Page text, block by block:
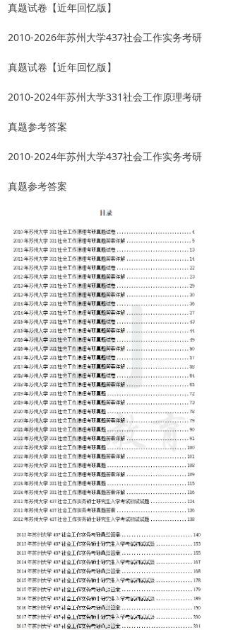
真题试卷【近年回忆版】
2010-2026年苏州大学437社会工作实务考研
真题试卷【近年回忆版】
2010-2024年苏州大学331社会工作原理考研
真题参考答案
2010-2024年苏州大学437社会工作实务考研
真题参考答案